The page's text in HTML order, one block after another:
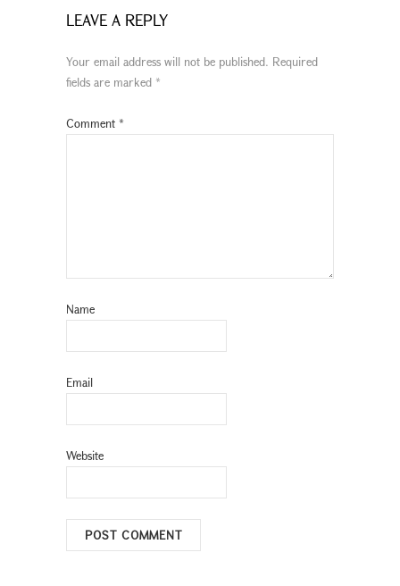
LEAVE A REPLY
Your email address will not be published. Required
fields are marked *
Comment *
Name
Email
Website